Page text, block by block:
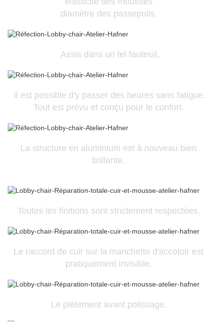
diamètre des passepoils.
Assis dans un tel fauteuil,
il est possible d'y passer des heures sans fatigue.
Tout est prévu et conçu pour le confort.
La structure en aluminium est à nouveau bien
brillante.
Toutes les finitions sont strictement respectées.
Le raccord de cuir sur la manchette d'accotoir est
pratiquement invisible.
Le piétement avant polissage,